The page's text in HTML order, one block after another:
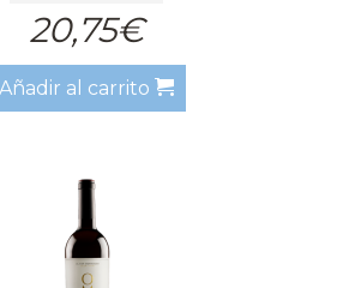
20,75€
Añadir al carrito